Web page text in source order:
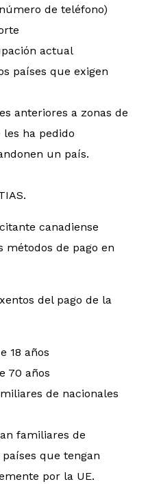
de teléfono)
actual
países que exigen
anteriores a zonas de
ha pedido
un país.
canadiense
métodos de pago en
del pago de la
18 años
70 años
de nacionales
familiares de
que tengan
por la UE.